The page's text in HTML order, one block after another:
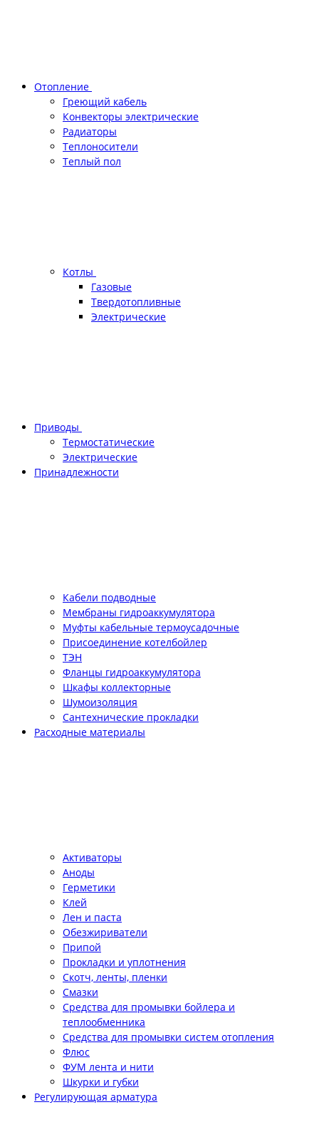
Отопление
Греющий кабель
Конвекторы электрические
Радиаторы
Теплоносители
Теплый пол
Котлы
Газовые
Твердотопливные
Электрические
Приводы
Термостатические
Электрические
Принадлежности
Кабели подводные
Мембраны гидроаккумулятора
Муфты кабельные термоусадочные
Присоединение котелбойлер
ТЭН
Фланцы гидроаккумулятора
Шкафы коллекторные
Шумоизоляция
Сантехнические прокладки
Расходные материалы
Активаторы
Аноды
Герметики
Клей
Лен и паста
Обезжириватели
Припой
Прокладки и уплотнения
Скотч, ленты, пленки
Смазки
Средства для промывки бойлера и
теплообменника
Средства для промывки систем отопления
Флюс
ФУМ лента и нити
Шкурки и губки
Регулирующая арматура